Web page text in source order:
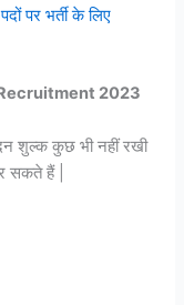
पर भर्ती के लिए
2023
शुल्क कुछ भी नहीं रखी
सकते हैं |